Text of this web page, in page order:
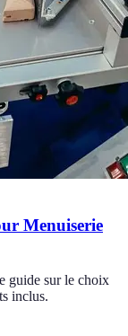
Menuiserie
guide sur le choix
inclus.